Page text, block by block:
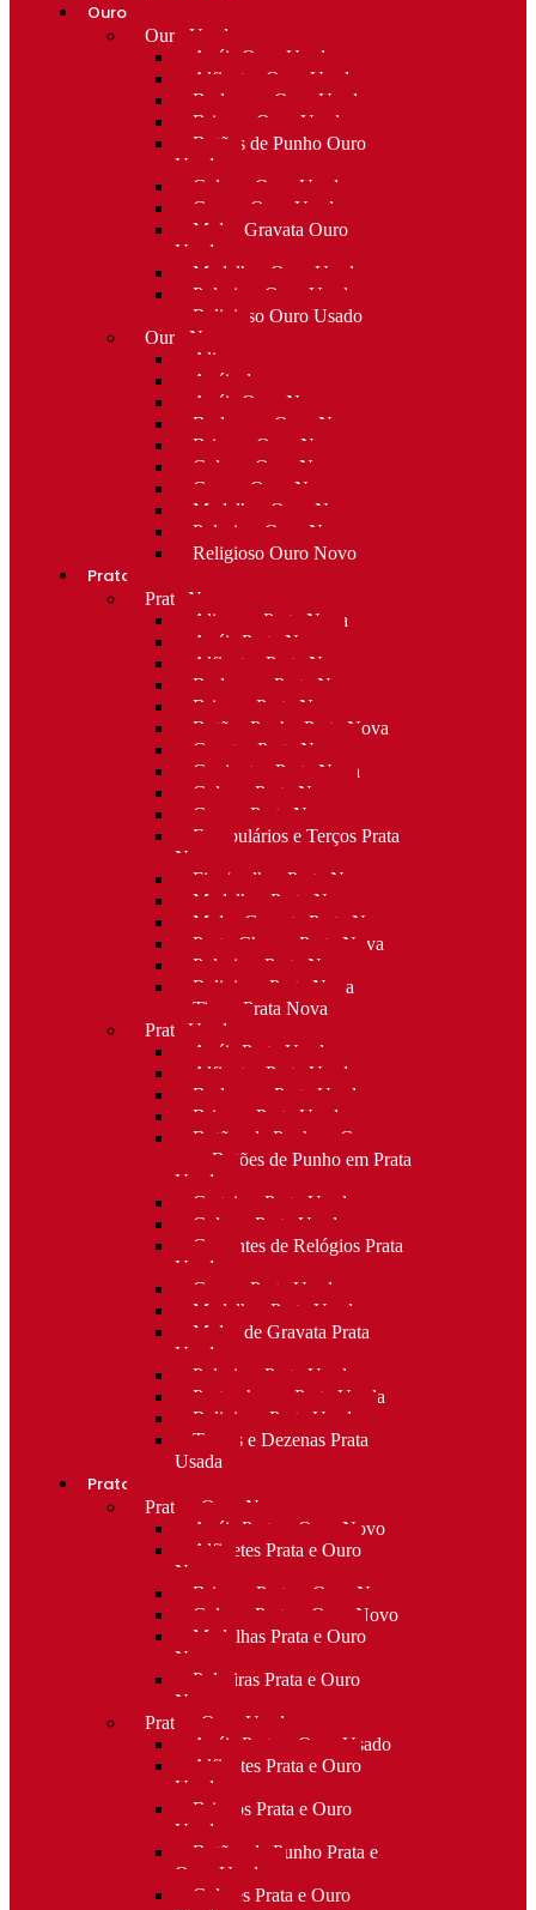
Ouro
Ouro Usado
Anéis Ouro Usado
Alfinetes Ouro Usado
Berloques Ouro Usado
Brincos Ouro Usado
Botões de Punho Ouro
Usado
Colares Ouro Usado
Cruzes Ouro Usado
Molas Gravata Ouro
Usado
Medalhas Ouro Usado
Pulseiras Ouro Usado
Religioso Ouro Usado
Ouro Novo
Alianças
Anéis de curso
Anéis Ouro Novo
Berloques Ouro Novo
Brincos Ouro Novo
Colares Ouro Novo
Cruzes Ouro Novo
Medalhas Ouro Novo
Pulseiras Ouro Novo
Religioso Ouro Novo
Prata
Prata Nova
Alianças Prata Nova
Anéis Prata Nova
Alfinetes Prata Nova
Berloques Prata Nova
Brincos Prata Nova
Botões Punho Prata Nova
Canetas Prata Nova
Conjuntos Prata Nova
Colares Prata Nova
Cruzes Prata Nova
Escapulários e Terços Prata
Nova
Fios/malhas Prata Nova
Medalhas Prata Nova
Molas Gravata Prata Nova
Porta-Chaves Prata Nova
Pulseiras Prata Nova
Religioso Prata Nova
Tiaras Prata Nova
Prata Usada
Anéis Prata Usada
Alfinetes Prata Usada
Berloques Prata Usada
Brincos Prata Usada
Botões de Punho e Capas
para Botões de Punho em Prata
Usada
Carteiras Prata Usada
Colares Prata Usada
Correntes de Relógios Prata
Usada
Cruzes Prata Usada
Medalhas Prata Usada
Molas de Gravata Prata
Usada
Pulseiras Prata Usada
Porta-chaves Prata Usada
Religioso Prata Usada
Terços e Dezenas Prata
Usada
Prata e ouro
Prata e Ouro Novo
Anéis Prata e Ouro Novo
Alfinetes Prata e Ouro
Novo
Brincos Prata e Ouro Novo
Colares Prata e Ouro Novo
Medalhas Prata e Ouro
Novo
Pulseiras Prata e Ouro
Novo
Prata e Ouro Usado
Anéis Prata e Ouro Usado
Alfinetes Prata e Ouro
Usado
Brincos Prata e Ouro
Usado
Botões de Punho Prata e
Ouro Usado
Colares Prata e Ouro